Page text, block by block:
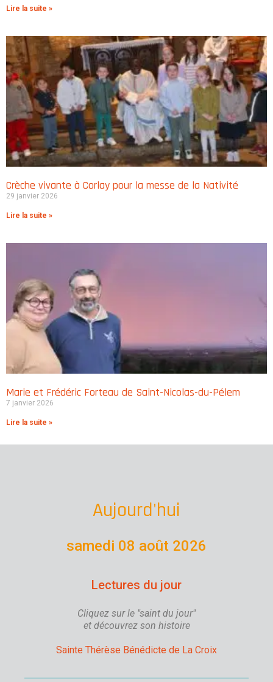
Lire la suite »
Crèche vivante à Corlay pour la messe de la Nativité
29 janvier 2026
Lire la suite »
Marie et Frédéric Forteau de Saint-Nicolas-du-Pélem
7 janvier 2026
Lire la suite »
Aujourd'hui
samedi 08 août 2026
Lectures du jour
Cliquez sur le "saint du jour"
et découvrez son histoire
Sainte Thérèse Bénédicte de La Croix